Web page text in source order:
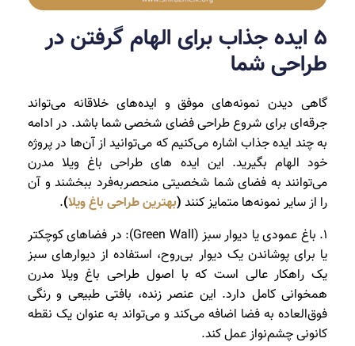
5 ایده جذاب برای الهام گرفتن در
طراحی شما
گاهی دیدن نمونه‌های موفق و ایده‌های خلاقانه می‌تواند
جرقه‌ای برای شروع طراحی فضای شخصی شما باشد. در ادامه
به چند ایده جذاب اشاره می‌کنیم که می‌توانید از آن‌ها در پروژه
خود الهام بگیرید. این ایده های طراحی باغ ویلا مدرن
می‌توانند به فضای شما شخصیتی منحصربه‌فرد ببخشند و آن
را از سایر نمونه‌ها متمایز کنند (بهترین طراحی باغ ویلا)
.
1. باغ عمودی یا دیوار سبز (Green Wall): در فضاهای کوچکتر
یا برای پوشاندن یک دیوار بی‌روح، استفاده از دیوارهای سبز
یک راهکار عالی است که با اصول طراحی باغ ویلا مدرن
همخوانی کامل دارد. این عنصر زنده، بافتی طبیعی و رنگی
فوق‌العاده به فضا اضافه می‌کند و می‌تواند به عنوان یک نقطه
کانونی چشم‌نواز عمل کند.